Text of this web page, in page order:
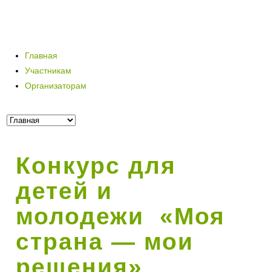
Главная
Участникам
Организаторам
Конкурс для
детей и
молодежи «Моя
страна — мои